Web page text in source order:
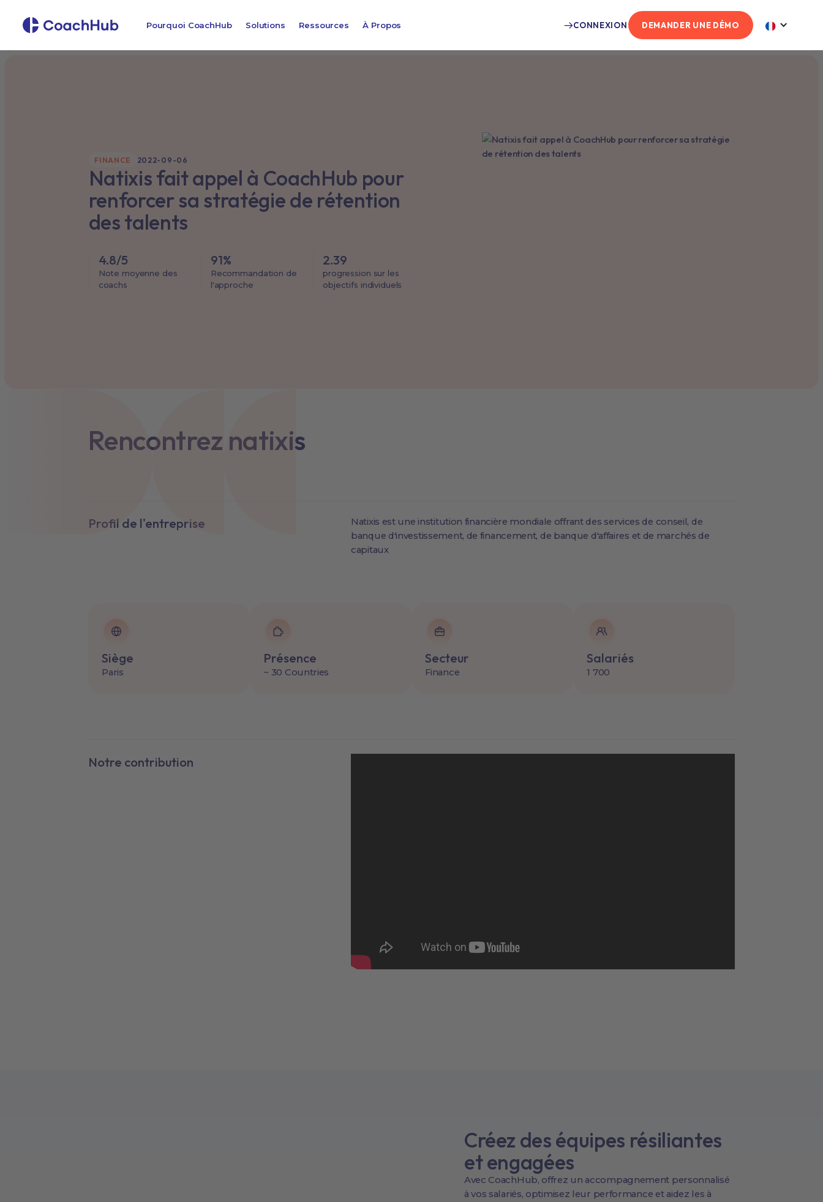
Pourquoi CoachHub Solutions Ressources À Propos CONNEXION DEMANDER UNE DÉMO
FINANCE 2022-09-06
Natixis fait appel à CoachHub pour
renforcer sa stratégie de rétention
des talents
4.8/5
Note moyenne des
coachs
91%
Recommandation de
l'approche
2.39
progression sur les
objectifs individuels
Rencontrez natixis
Profil de l'entreprise
Natixis est une institution financière mondiale offrant des services de conseil, de
banque d'investissement, de financement, de banque d'affaires et de marchés de
capitaux
Siège
Paris
Présence
~ 30 Countries
Secteur
Finance
Salariés
1 700
Notre contribution
Créez des équipes résiliantes
et engagées
Avec CoachHub, offrez un accompagnement personnalisé
à vos salariés, optimisez leur performance et aidez les à